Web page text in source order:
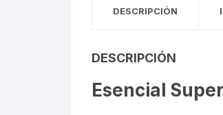
DESCRIPCIÓN
DESCRIPCIÓN
Esencial